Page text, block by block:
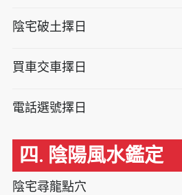
陰宅破土擇日
買車交車擇日
電話選號擇日
四. 陰陽風水鑑定
陰宅尋龍點穴